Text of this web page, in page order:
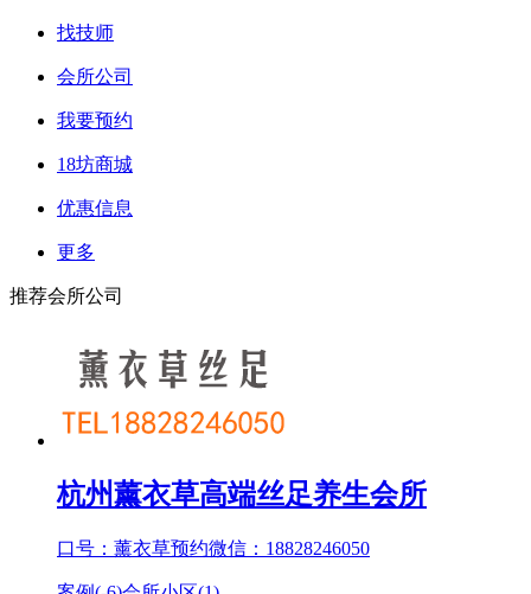
找技师
会所公司
我要预约
18坊商城
优惠信息
更多
推荐会所公司
杭州薰衣草高端丝足养生会所
口号：薰衣草预约微信：18828246050